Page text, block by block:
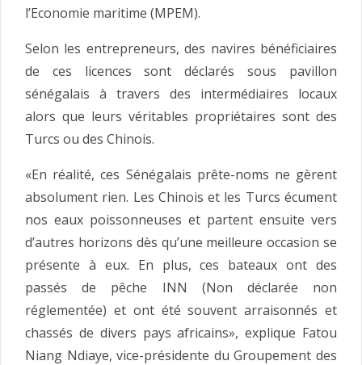
l’Economie maritime (MPEM).
Selon les entrepreneurs, des navires bénéficiaires
de ces licences sont déclarés sous pavillon
sénégalais à travers des intermédiaires locaux
alors que leurs véritables propriétaires sont des
Turcs ou des Chinois.
«En réalité, ces Sénégalais prête-noms ne gèrent
absolument rien. Les Chinois et les Turcs écument
nos eaux poissonneuses et partent ensuite vers
d’autres horizons dès qu’une meilleure occasion se
présente à eux. En plus, ces bateaux ont des
passés de pêche INN (Non déclarée non
réglementée) et ont été souvent arraisonnés et
chassés de divers pays africains», explique Fatou
Niang Ndiaye, vice-présidente du Groupement des